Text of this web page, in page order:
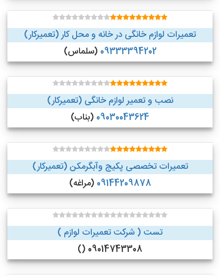
تعمیرات لوازم خانگی در خانه و محل کار (تعمیرکار)
09333394202(سلماس)
نصب و تعمیر لوازم خانگی (تعمیرکار)
09030043624(بناب)
تعمیرات تخصصی پکیج وآبگرمکن (تعمیرکار)
09144209878(مراغه)
تست ( شرکت تعمیرات لوازم )
09014743308 ()